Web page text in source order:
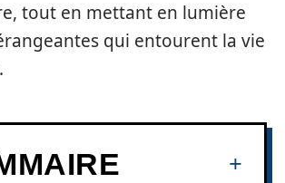
tout en mettant en lumière
qui entourent la vie